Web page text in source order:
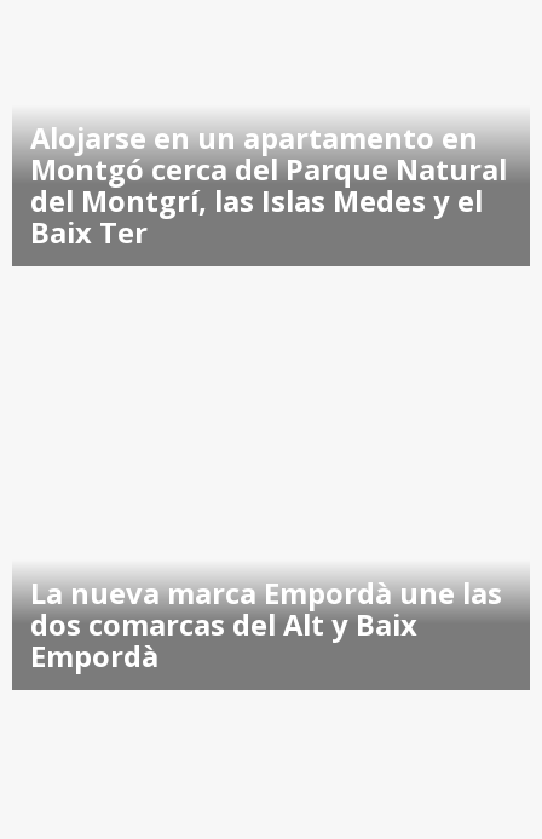
Alojarse en un apartamento en
Montgó cerca del Parque Natural
del Montgrí, las Islas Medes y el
Baix Ter
La nueva marca Empordà une las
dos comarcas del Alt y Baix
Empordà